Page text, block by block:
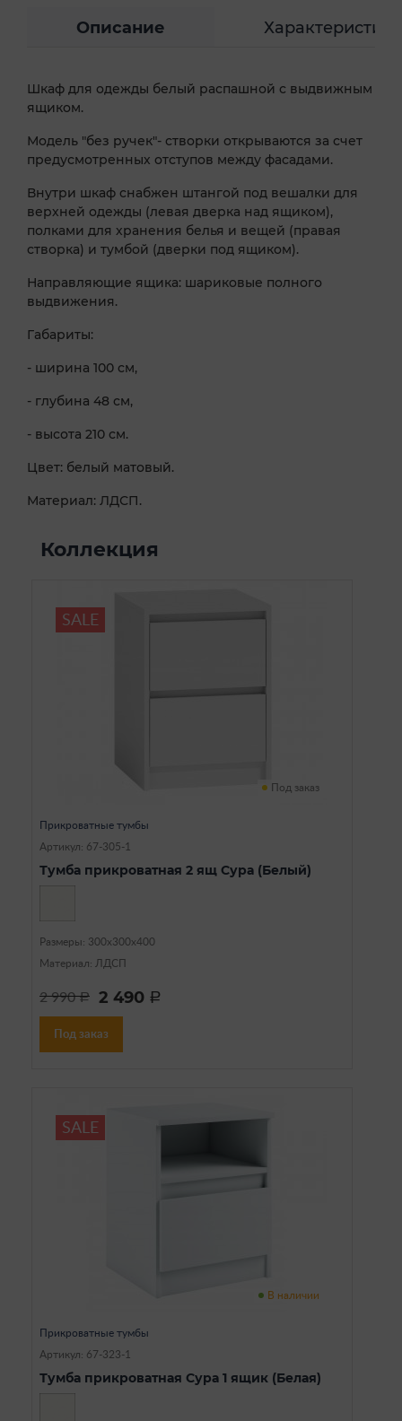
Описание Характеристики
Шкаф для одежды белый распашной с выдвижным
ящиком.
Модель "без ручек"- створки открываются за счет
предусмотренных отступов между фасадами.
Внутри шкаф снабжен штангой под вешалки для
верхней одежды (левая дверка над ящиком),
полками для хранения белья и вещей (правая
створка) и тумбой (дверки под ящиком).
Направляющие ящика: шариковые полного
выдвижения.
Габариты:
- ширина 100 см,
- глубина 48 см,
- высота 210 см.
Цвет: белый матовый.
Материал: ЛДСП.
Коллекция
SALE
Под заказ
Прикроватные тумбы
Артикул: 67-305-1
Тумба прикроватная 2 ящ Сура (Белый)
Размеры: 300х300х400
Материал: ЛДСП
2 990a 2 490 a
Под заказ
SALE
В наличии
Прикроватные тумбы
Артикул: 67-323-1
Тумба прикроватная Сура 1 ящик (Белая)